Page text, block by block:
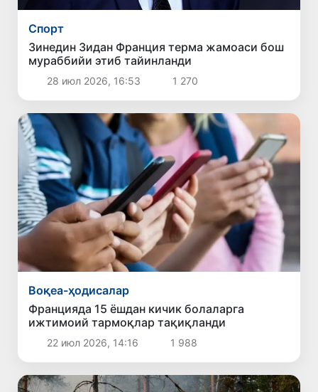
Спорт
Зинедин Зидан Франция терма жамоаси бош
мураббийи этиб тайинланди
28 июл 2026, 16:53 1 270
Воқеа-ҳодисалар
Францияда 15 ёшдан кичик болаларга
ижтимоий тармоқлар тақиқланди
22 июл 2026, 14:16 1 988